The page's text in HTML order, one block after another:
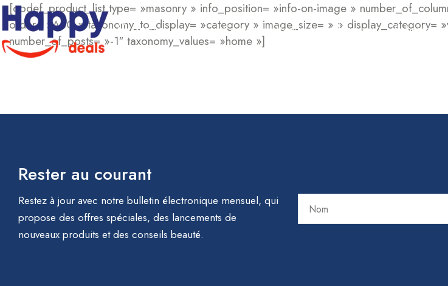
Search Corps Visage Cheveux Bebes et
[qodef_product_list type= »masonry » info_position= »info-on-image »
order= »ASC » taxonomy_to_display= »category » image_size= » » display_category=
number_of_posts= »-1″ taxonomy_values= »home »]
Rester au courant
Restez à jour avec notre bulletin électronique mensuel, qui
propose des offres spéciales, des lancements de
nouveaux produits et des conseils beauté.